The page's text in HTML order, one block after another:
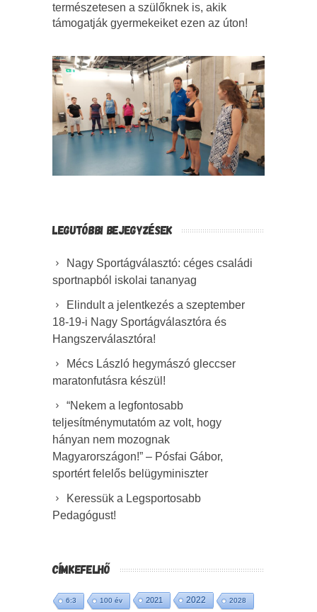
természetesen a szülőknek is, akik
támogatják gyermekeiket ezen az úton!
LEGUTÓBBI BEJEGYZÉSEK
Nagy Sportágválasztó: céges családi
sportnapból iskolai tananyag
Elindult a jelentkezés a szeptember
18-19-i Nagy Sportágválasztóra és
Hangszerválasztóra!
Mécs László hegymászó gleccser
maratonfutásra készül!
“Nekem a legfontosabb
teljesítménymutatóm az volt, hogy
hányan nem mozognak
Magyarországon!” – Pósfai Gábor,
sportért felelős belügyminiszter
Keressük a Legsportosabb
Pedagógust!
CÍMKEFELHŐ
6:3 100 év 2021 2022 2028